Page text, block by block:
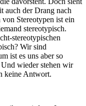
auch der Drang nach
Stereotypen ist ein
stereotypisch.
stereotypischen
Wir sind
ist es uns aber so
wieder stehen wir
keine Antwort.